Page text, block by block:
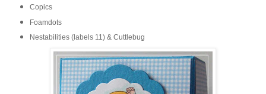
Copics
Foamdots
Nestabilities (labels 11) & Cuttlebug